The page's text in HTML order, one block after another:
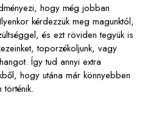
hogy még jobban
kérdezzük meg magunktól,
és ezt röviden tegyük is
toporzékoljunk, vagy
Így tud annyi extra
hogy utána már könnyebben